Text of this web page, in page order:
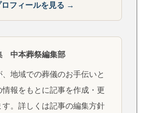
ロフィールを見る →
中本葬祭編集部
、地域での葬儀のお手伝いと
情報をもとに記事を作成・更
す。詳しくは記事の編集方針